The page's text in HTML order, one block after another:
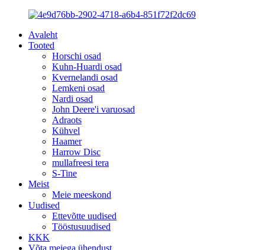
Avaleht
Tooted
Horschi osad
Kuhn-Huardi osad
Kvernelandi osad
Lemkeni osad
Nardi osad
John Deere'i varuosad
Adraots
Kühvel
Haamer
Harrow Disc
mullafreesi tera
S-Tine
Meist
Meie meeskond
Uudised
Ettevõtte uudised
Tööstusuudised
KKK
Võta meiega ühendust